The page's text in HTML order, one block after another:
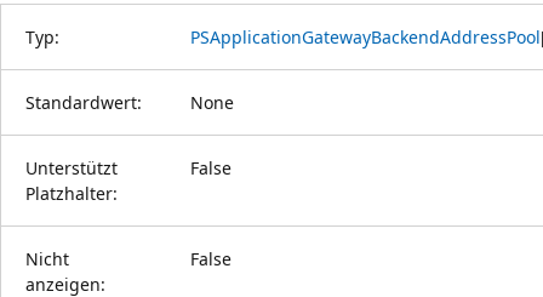
Typ: PSApplicationGatewayBackendAddressPool
Standardwert: None
Unterstützt
Platzhalter:
False
Nicht
anzeigen:
False